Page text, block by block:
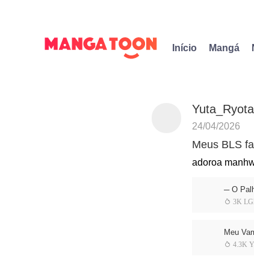
Início Mangá
Yuta_Ryota
24/04/2026
Meus BLS
adoroa
─ O
 3K
Meu
 4.3K